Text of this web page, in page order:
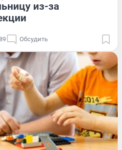
из-за
Обсудить